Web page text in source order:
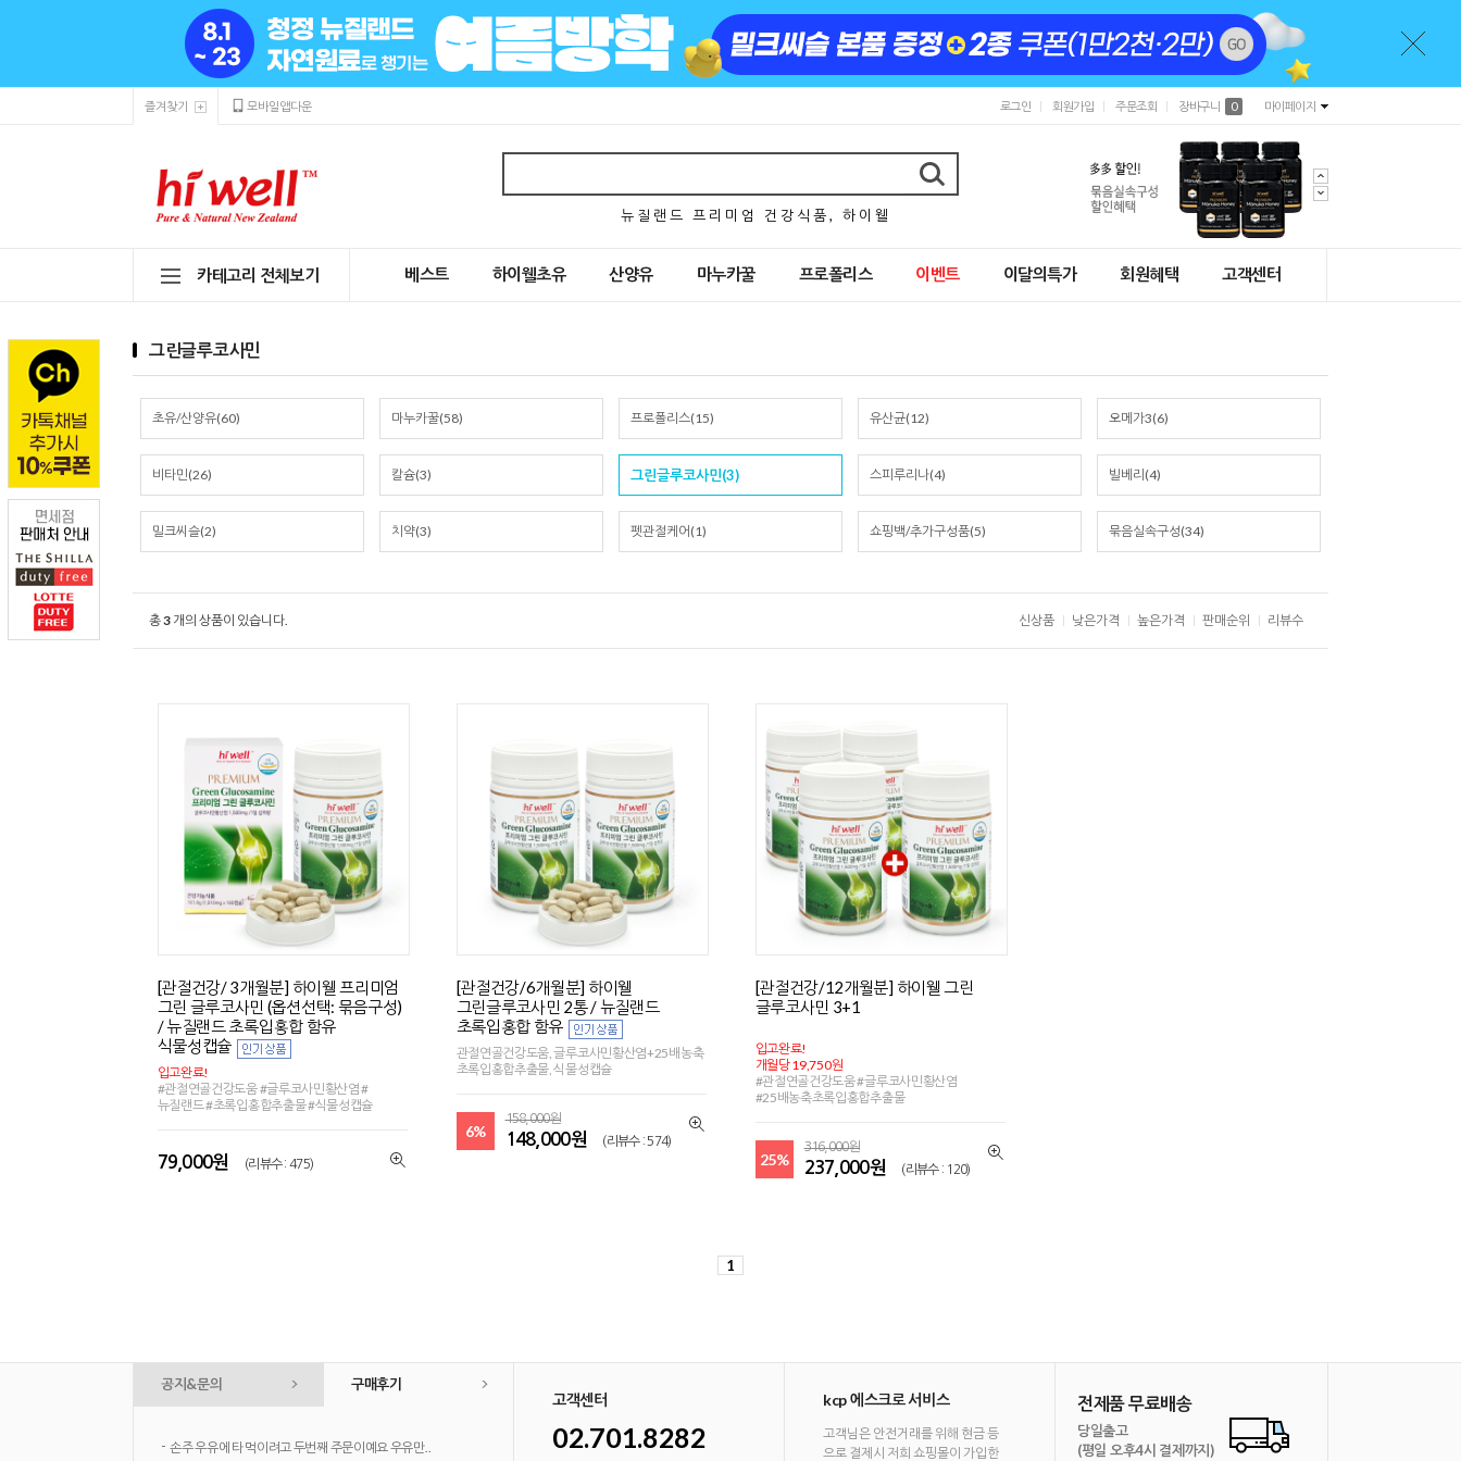
즐겨찾기 모바일앱다운 로그인 회원가입 주문조회 장바구니 0 마이페이지
뉴 질 랜 드 프 리 미 엄 건 강 식 품 , 하 이 웰
카테고리 전체보기 베스트 하이웰초유 산양유 마누카꿀 프로폴리스 이벤트 이달의특가 회원혜택 고객센터
그린글루코사민
초유/산양유(60) 마누카꿀(58) 프로폴리스(15) 유산균(12) 오메가3(6)
비타민(26) 칼슘(3) 그린글루코사민(3) 스피루리나(4) 빌베리(4)
밀크씨슬(2) 치약(3) 펫관절케어(1) 쇼핑백/추가구성품(5) 묶음실속구성(34)
총3 개의 상품이 있습니다. 신상품 낮은가격 높은가격 판매순위 리뷰수
[관절건강/ 3개월분] 하이웰 프리미엄
그린 글루코사민 (옵션선택: 묶음구성)
/ 뉴질랜드 초록입홍합 함유
식물성캡슐
입고완료!
#관절연골건강도움 #글루코사민황산염 #
뉴질랜드 #초록입홍합추출물 #식물성캡슐
79,000원 (리뷰수 : 475)
[관절건강/6개월분] 하이웰
그린글루코사민 2통 / 뉴질랜드
초록입홍합 함유
관절연골건강도움, 글루코사민황산염+25배농축
초록입홍합추출물, 식물성캡슐
6%
158,000원
148,000원 (리뷰수 : 574)
[관절건강/12개월분] 하이웰 그린
글루코사민 3+1
입고완료!
개월당 19,750원
#관절연골건강도움 #글루코사민황산염
#25배농축초록입홍합추출물
25%
316,000원
237,000원 (리뷰수 : 120)
1
공지&문의 구매후기
- 손주 우유에 타 먹이려고 두번째 주문이예요 우유만..
고객센터
02.701.8282
kcp 에스크로 서비스
고객님은 안전거래를 위해 현금 등
으로 결제시 저희 쇼핑몰이 가입한
전제품 무료배송
당일출고
(평일 오후4시 결제까지)